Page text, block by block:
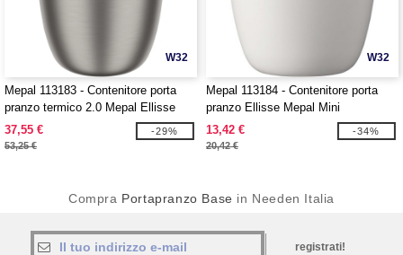
W32
Mepal 113183 - Contenitore porta
pranzo termico 2.0 Mepal Ellisse
37,55 €
53,25 €
-29%
W32
Mepal 113184 - Contenitore porta
pranzo Ellisse Mepal Mini
13,42 €
20,42 €
-34%
Compra Portapranzo Base in Needen Italia
registrati!